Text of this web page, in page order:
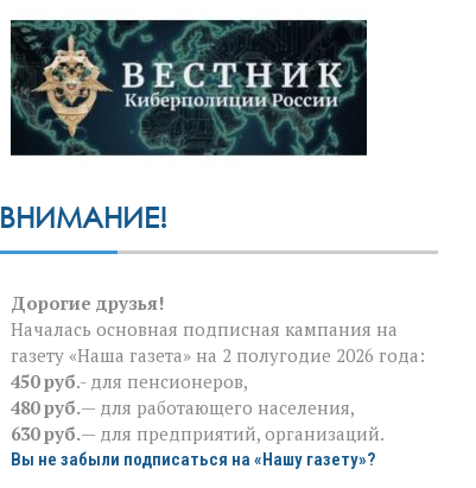
ВНИМАНИЕ!
Дорогие друзья!
Началась основная подписная кампания на
газету «Наша газета» на 2 полугодие 2026 года:
450 руб.- для пенсионеров,
480 руб.— для работающего населения,
630 руб.— для предприятий, организаций.
Вы не забыли подписаться на «Нашу газету»?